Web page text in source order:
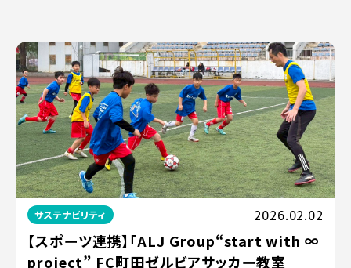
サステナビリティ 2026.02.02
【スポーツ連携】「ALJ Group“start with ∞
project” FC町田ゼルビアサッカー教室